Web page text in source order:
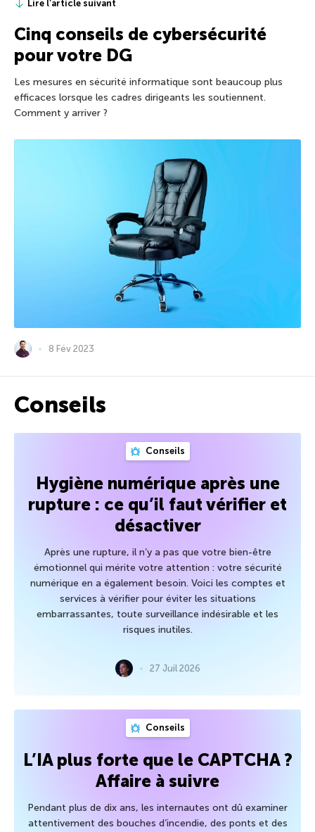
Lire l’article suivant
Cinq conseils de cybersécurité
pour votre DG
Les mesures en sécurité informatique sont beaucoup plus
efficaces lorsque les cadres dirigeants les soutiennent.
Comment y arriver ?
8 Fév 2023
Conseils
Conseils
Hygiène numérique après une
rupture : ce qu’il faut vérifier et
désactiver
Après une rupture, il n’y a pas que votre bien-être
émotionnel qui mérite votre attention : votre sécurité
numérique en a également besoin. Voici les comptes et
services à vérifier pour éviter les situations
embarrassantes, toute surveillance indésirable et les
risques inutiles.
27 Juil 2026
Conseils
L’IA plus forte que le CAPTCHA ?
Affaire à suivre
Pendant plus de dix ans, les internautes ont dû examiner
attentivement des bouches d’incendie, des ponts et des